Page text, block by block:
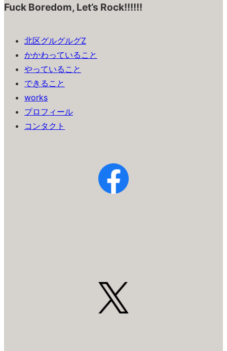
Fuck Boredom, Let’s Rock!!!!!!
北区グルグルグZ
かかわっていること
やっていること
できること
works
プロフィール
コンタクト